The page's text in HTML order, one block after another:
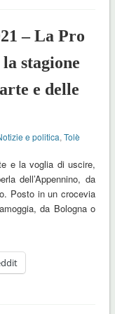
– La Pro
stagione
e delle
e politica,Tolè
e la voglia di uscire,
dell’Appennino, da
Posto in un crocevia
da Bologna o